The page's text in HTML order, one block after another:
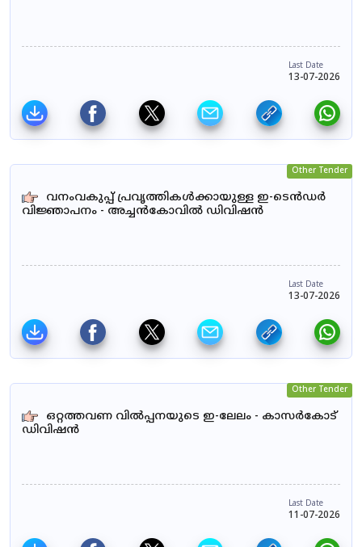
Last Date
13-07-2026
Other Tender
വനംവകുപ്പ് പ്രവൃത്തികൾക്കായുള്ള ഇ-ടെൻഡർ
വിജ്ഞാപനം - അച്ചൻകോവിൽ ഡിവിഷൻ
Last Date
13-07-2026
Other Tender
ഒറ്റത്തവണ വിൽപ്പനയുടെ ഇ-ലേലം - കാസർകോട്
ഡിവിഷൻ
Last Date
11-07-2026